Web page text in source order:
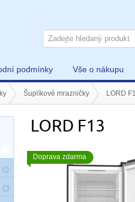
podmínky Vše o nákupu
Šuplíkové mrazničky LORD
LORD F13
Doprava zdarma